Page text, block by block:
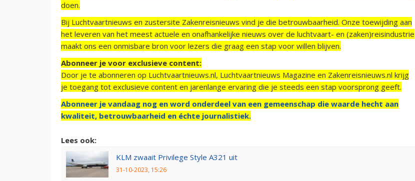
doen.
Bij Luchtvaartnieuws en zustersite Zakenreisnieuws vind je die betrouwbaarheid. Onze toewijding aan
het leveren van het meest actuele en onafhankelijke nieuws over de luchtvaart- en (zaken)reisindustrie
maakt ons een onmisbare bron voor lezers die graag een stap voor willen blijven.
Abonneer je voor exclusieve content:
Door je te abonneren op Luchtvaartnieuws.nl, Luchtvaartnieuws Magazine en Zakenreisnieuws.nl krijg
je toegang tot exclusieve content en jarenlange ervaring die je steeds een stap voorsprong geeft.
Abonneer je vandaag nog en word onderdeel van een gemeenschap die waarde hecht aan
kwaliteit, betrouwbaarheid en échte journalistiek.
Lees ook:
KLM zwaait Privilege Style A321 uit
31-10-2023, 15:26